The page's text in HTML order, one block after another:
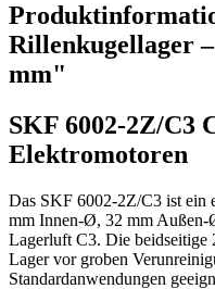
Rillenkugellager
mm"
SKF 6002-2Z/C3
Elektromotoren
Das SKF 6002-2Z/C3 ist ein
mm Innen-Ø, 32 mm
Lagerluft C3. Die beidseitige
Lager vor groben
Standardanwendungen